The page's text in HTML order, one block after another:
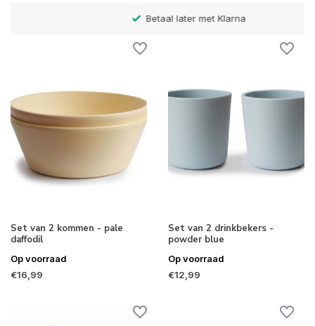
Betaal later met Klarna
Set van 2 kommen - pale
daffodil
Op voorraad
€16,99
Set van 2 drinkbekers -
powder blue
Op voorraad
€12,99